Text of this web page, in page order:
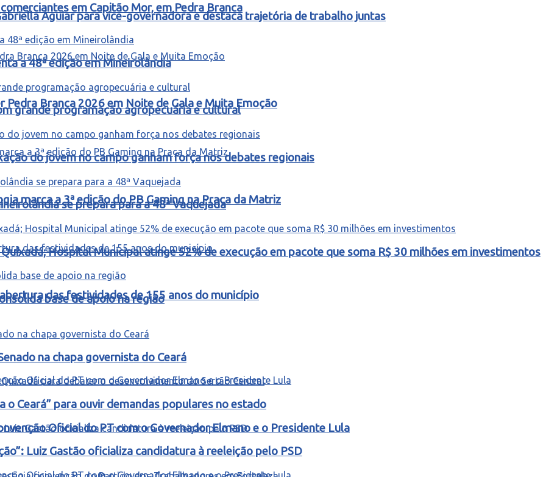
em Capitão Mor, em Pedra Branca
Pedra Branca 2026 em Noite de Gala e Muita Emoção
marca a 3ª edição do PB Gaming na Praça da Matriz
das festividades de 155 anos do município
Oficial do PT com o Governador Elmano e o Presidente Lula
Aguiar para vice-governadora e destaca trajetória de trabalho juntas
a 48ª edição em Mineirolândia
grande programação agropecuária e cultural
do jovem no campo ganham força nos debates regionais
se prepara para a 48ª Vaquejada
Hospital Municipal atinge 52% de execução em pacote que soma R$ 30 milhões em investimentos
base de apoio na região
na chapa governista do Ceará
Ceará” para ouvir demandas populares no estado
Luiz Gastão oficializa candidatura à reeleição pelo PSD